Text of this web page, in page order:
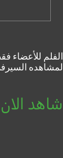
الفلم للأعضاء
لمشاهده
شاهد الان HD